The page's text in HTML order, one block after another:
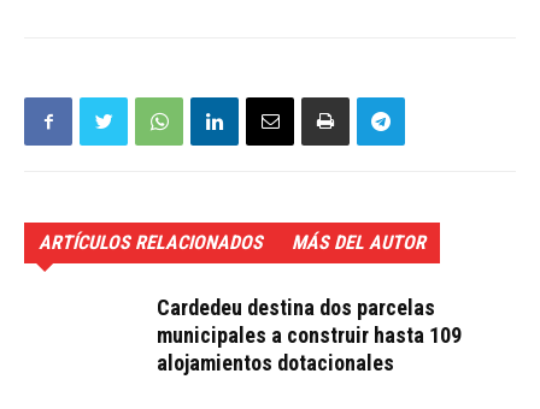
ARTÍCULOS RELACIONADOS MÁS DEL AUTOR
Cardedeu destina dos parcelas
municipales a construir hasta 109
alojamientos dotacionales